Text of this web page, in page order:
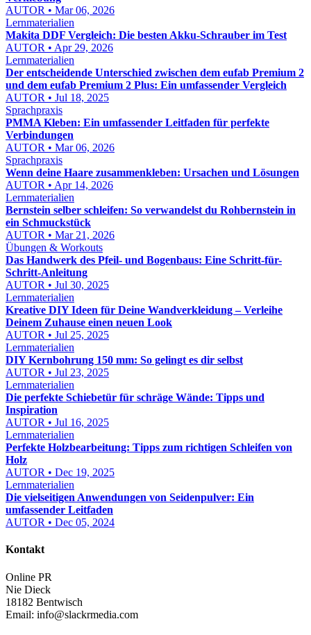
AUTOR • Mar 06, 2026
Lernmaterialien
Makita DDF Vergleich: Die besten Akku-Schrauber im Test
AUTOR • Apr 29, 2026
Lernmaterialien
Der entscheidende Unterschied zwischen dem eufab Premium 2
und dem eufab Premium 2 Plus: Ein umfassender Vergleich
AUTOR • Jul 18, 2025
Sprachpraxis
PMMA Kleben: Ein umfassender Leitfaden für perfekte
Verbindungen
AUTOR • Mar 06, 2026
Sprachpraxis
Wenn deine Haare zusammenkleben: Ursachen und Lösungen
AUTOR • Apr 14, 2026
Lernmaterialien
Bernstein selber schleifen: So verwandelst du Rohbernstein in
ein Schmuckstück
AUTOR • Mar 21, 2026
Übungen & Workouts
Das Handwerk des Pfeil- und Bogenbaus: Eine Schritt-für-
Schritt-Anleitung
AUTOR • Jul 30, 2025
Lernmaterialien
Kreative DIY Ideen für Deine Wandverkleidung – Verleihe
Deinem Zuhause einen neuen Look
AUTOR • Jul 25, 2025
Lernmaterialien
DIY Kernbohrung 150 mm: So gelingt es dir selbst
AUTOR • Jul 23, 2025
Lernmaterialien
Die perfekte Schiebetür für schräge Wände: Tipps und
Inspiration
AUTOR • Jul 16, 2025
Lernmaterialien
Perfekte Holzbearbeitung: Tipps zum richtigen Schleifen von
Holz
AUTOR • Dec 19, 2025
Lernmaterialien
Die vielseitigen Anwendungen von Seidenpulver: Ein
umfassender Leitfaden
AUTOR • Dec 05, 2024
Kontakt
Online PR
Nie Dieck
18182 Bentwisch
Email: info@slackrmedia.com